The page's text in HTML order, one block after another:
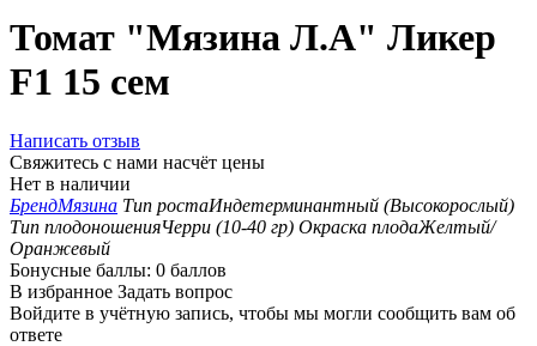
Томат "Мязина Л.А" Ликер
F1 15 сем
Написать отзыв
Свяжитесь с нами насчёт цены
Нет в наличии
БрендМязина Тип ростаИндетерминантный (Высокорослый)
Тип плодоношенияЧерри (10-40 гр) Окраска плодаЖелтый/
Оранжевый
Бонусные баллы: 0 баллов
В избранное Задать вопрос
Войдите в учётную запись, чтобы мы могли сообщить вам об
ответе